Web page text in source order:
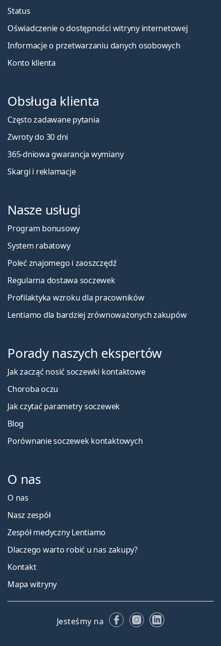
Status
Oświadczenie o dostępności witryny internetowej
Informacje o przetwarzaniu danych osobowych
Konto klienta
Obsługa klienta
Często zadawane pytania
Zwroty do 30 dni
365-dniowa gwarancja wymiany
Skargi i reklamacje
Nasze usługi
Program bonusowy
System rabatowy
Poleć znajomego i zaoszczędź
Regularna dostawa soczewek
Profilaktyka wzroku dla pracowników
Lentiamo dla bardziej zrównoważonych zakupów
Porady naszych ekspertów
Jak zacząć nosić soczewki kontaktowe
Choroba oczu
Jak czytać parametry soczewek
Blog
Porównanie soczewek kontaktowych
O nas
O nas
Nasz zespół
Zespół medyczny Lentiamo
Dlaczego warto robić u nas zakupy?
Kontakt
Mapa witryny
Jesteśmy na FacebookuInstagramie
LinkedIn